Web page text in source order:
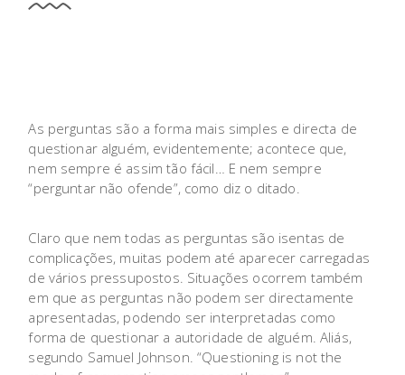
As perguntas são a forma mais simples e directa de
questionar alguém, evidentemente; acontece que,
nem sempre é assim tão fácil… E nem sempre
“perguntar não ofende”, como diz o ditado.
Claro que nem todas as perguntas são isentas de
complicações, muitas podem até aparecer carregadas
de vários pressupostos. Situações ocorrem também
em que as perguntas não podem ser directamente
apresentadas, podendo ser interpretadas como
forma de questionar a autoridade de alguém. Aliás,
segundo Samuel Johnson. “Questioning is not the